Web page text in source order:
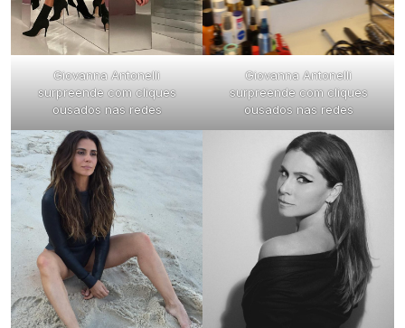
Giovanna Antonelli
surpreende com cliques
ousados nas redes
Giovanna Antonelli
surpreende com cliques
ousados nas redes